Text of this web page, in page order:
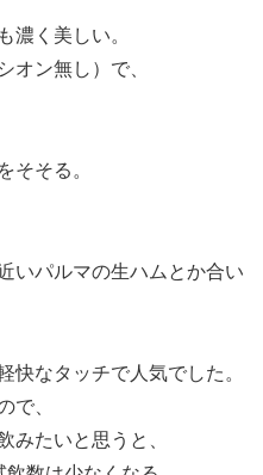
濃く美しい。
オン無し）で、
そそる。
いパルマの生ハムとか合い
快なタッチで人気でした。
で、
みたいと思うと、